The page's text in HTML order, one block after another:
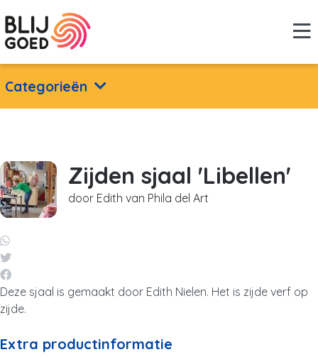
Categorieën
Zijden sjaal 'Libellen'
door Edith van Phila del Art
Deze sjaal is gemaakt door Edith Nielen. Het is zijde verf op
zijde.
Extra productinformatie